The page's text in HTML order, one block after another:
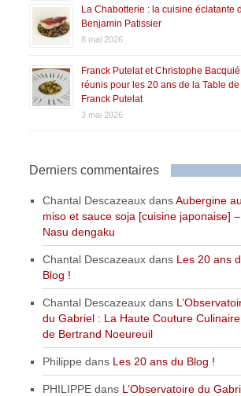
La Chabotterie : la cuisine éclatante
Benjamin Patissier
8 mai 2026
Franck Putelat et Christophe Bacquié
réunis pour les 20 ans de la Table de
Franck Putelat
3 mai 2026
Derniers commentaires
Chantal Descazeaux dansAubergine au
miso et sauce soja [cuisine japonaise] –
Nasu dengaku
Chantal Descazeaux dans Les 20 ans
Blog !
Chantal Descazeaux dans
du Gabriel : La Haute Couture Culinaire
de Bertrand Noeureuil
Philippe dans Les 20 ans du Blog !
PHILIPPE dans L’Observatoire du